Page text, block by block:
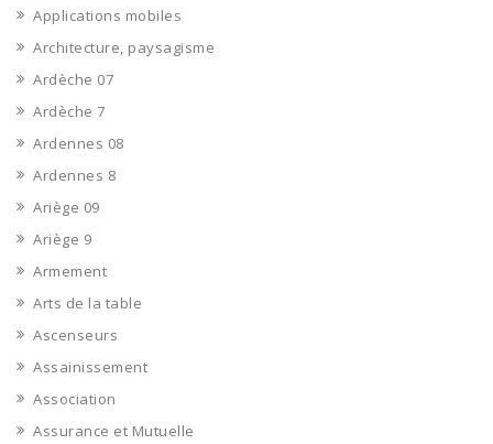
Applications mobiles
Architecture, paysagisme
Ardèche 07
Ardèche 7
Ardennes 08
Ardennes 8
Ariège 09
Ariège 9
Armement
Arts de la table
Ascenseurs
Assainissement
Association
Assurance et Mutuelle